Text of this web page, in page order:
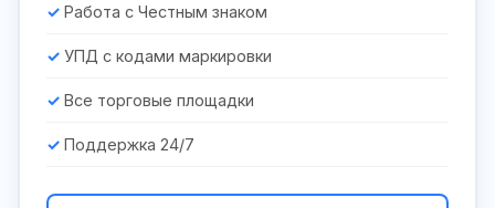
Работа с Честным знаком
УПД с кодами маркировки
Все торговые площадки
Поддержка 24/7